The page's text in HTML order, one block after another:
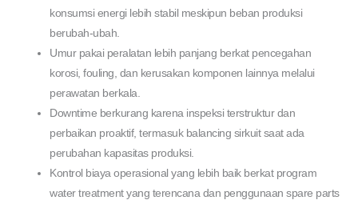
konsumsi energi lebih stabil meskipun beban produksi
berubah-ubah.
Umur pakai peralatan lebih panjang berkat pencegahan
korosi, fouling, dan kerusakan komponen lainnya melalui
perawatan berkala.
Downtime berkurang karena inspeksi terstruktur dan
perbaikan proaktif, termasuk balancing sirkuit saat ada
perubahan kapasitas produksi.
Kontrol biaya operasional yang lebih baik berkat program
water treatment yang terencana dan penggunaan spare parts